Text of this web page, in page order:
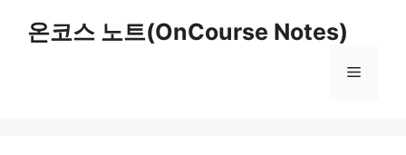
온코스 노트(OnCourse Notes)
Menu